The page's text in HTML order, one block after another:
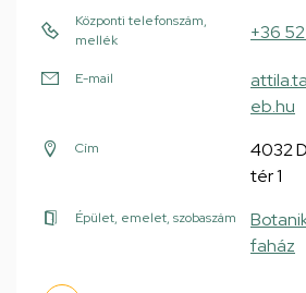
Központi telefonszám,
mellék
+36
E-mail
eb.hu
Cím
4032
tér 1
Épület, emelet, szobaszám
faház